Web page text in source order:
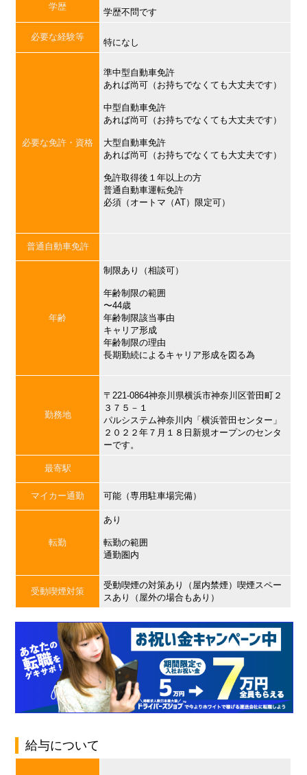
学歴
学歴不問です
必要な経験等
特になし
必要な免許・資格
準中型自動車免許
あれば尚可（お持ちでなくても大丈夫です）
中型自動車免許
あれば尚可（お持ちでなくても大丈夫です）
大型自動車免許
あれば尚可（お持ちでなくても大丈夫です）
免許取得後１年以上の方
普通自動車運転免許
必須（オートマ（AT）限定可）
普通自動車免許
年齢
制限あり（相談可）
年齢制限の範囲
〜44歳
年齢制限該当事由
キャリア形成
年齢制限の理由
長期勤続によるキャリア形成を図る為
勤務地
〒221-0864神奈川県横浜市神奈川区菅田町２
３７５－１
パルシステム神奈川内「横浜菅田センター」
２０２２年７月１８日新規オープンのセンタ
ーです。
最寄駅
マイカー通勤 可能（専用駐車場完備）
転勤
あり
転勤の範囲
通勤圏内
受動喫煙対策
受動喫煙の対策あり（屋内禁煙）喫煙スペー
スあり（屋外の場合もあり）
給与について